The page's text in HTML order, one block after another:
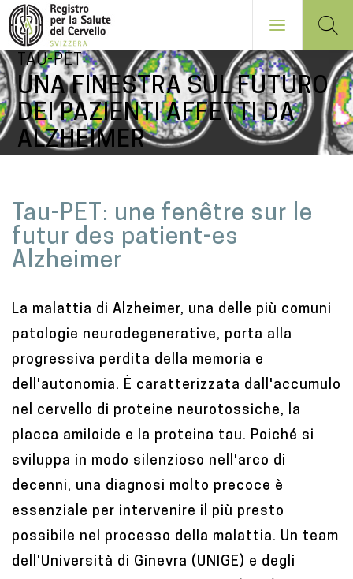
Salta
al
contenuto
principale
TAU-PET
UNA FINESTRA SUL FUTURO
DEI PAZIENTI AFFETTI DA
ALZHEIMER
a
i
n
o
n
t
e
n
t
Tau-PET: une fenêtre sur le
futur des patient-es
Alzheimer
La malattia di Alzheimer, una delle più comuni
patologie neurodegenerative, porta alla
progressiva perdita della memoria e
dell'autonomia. È caratterizzata dall'accumulo
nel cervello di proteine neurotossiche, la
placca amiloide e la proteina tau. Poiché si
sviluppa in modo silenzioso nell'arco di
decenni, una diagnosi molto precoce è
essenziale per intervenire il più presto
possibile nel processo della malattia. Un team
dell'Università di Ginevra (UNIGE) e degli